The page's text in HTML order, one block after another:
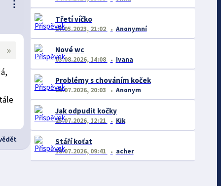
⋮
»
Třetí víčko
27.05.2023, 21:02 Anonymní
Nové wc
03.08.2026, 14:08 Ivana
Problémy s chováním koček
29.07.2026, 20:03 Anonym
Jak odpudit kočky
25.07.2026, 12:21 Kik
Stáří koťat
18.07.2026, 09:41 acher